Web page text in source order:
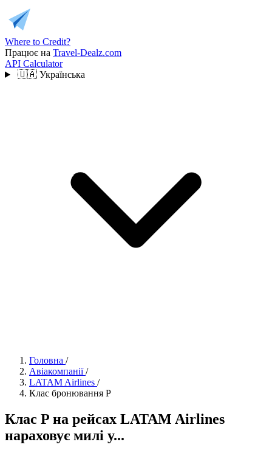
Where to Credit?
Працює на Travel-Dealz.com
API Calculator
🇺🇦 Українська
Головна /
Авіакомпанії /
LATAM Airlines /
Клас бронювання P
Клас P на рейсах LATAM Airlines
нараховує милі у...